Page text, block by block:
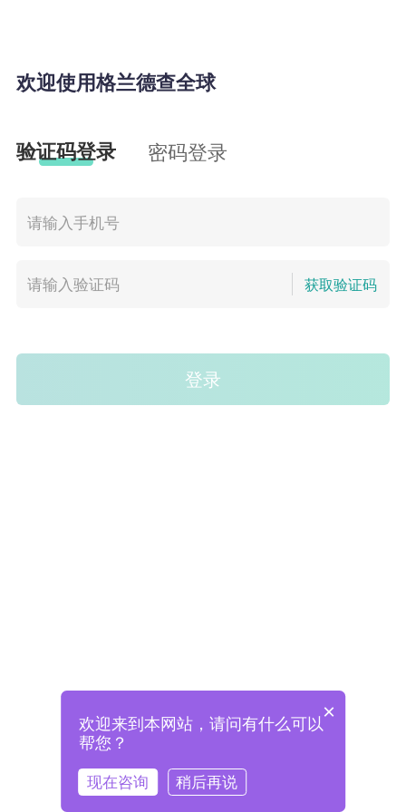
欢迎使用格兰德查全球
验证码登录 密码登录
获取验证码
登录
登录即表示已阅读并同意《格兰德官网用户协议》
×
欢迎来到本网站，请问有什么可以
帮您？
现在咨询 稍后再说